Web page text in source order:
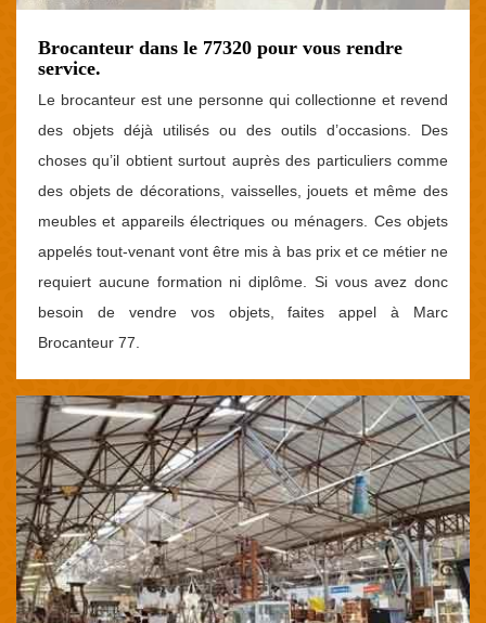
Brocanteur dans le 77320 pour vous rendre
service.
Le brocanteur est une personne qui collectionne et revend
des objets déjà utilisés ou des outils d’occasions. Des
choses qu’il obtient surtout auprès des particuliers comme
des objets de décorations, vaisselles, jouets et même des
meubles et appareils électriques ou ménagers. Ces objets
appelés tout-venant vont être mis à bas prix et ce métier ne
requiert aucune formation ni diplôme. Si vous avez donc
besoin de vendre vos objets, faites appel à Marc
Brocanteur 77.